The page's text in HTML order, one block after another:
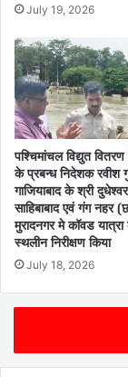
July 19, 2026
पश्चिमांचल विद्युत
के प्रबन्ध निदेशक रवीश
गाजियाबाद के श्री
साहिबाबाद एवं गंग नहर
मुरादनगर मे कॉवड यात्रा
स्थलीन निरीक्षण किया
July 18, 2026